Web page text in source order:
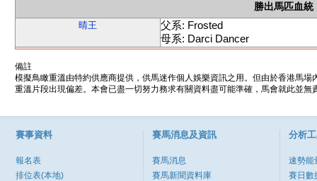
勝出馬匹血統
晴王
父系: Frosted
母系: Darci Dancer
備註
模擬鳥瞰重溫由特約供應商提供，供馬迷作個人娛樂資訊之用。但由於香港馬
重溫片段出現偏差。本會已盡一切努力務求有關資料盡可能準確，馬會就此並
賽事資料
報名表
排位表(本地)
賽馬消息及資訊
賽馬消息
賽馬新聞資料庫
分析
速勢能
賽日數